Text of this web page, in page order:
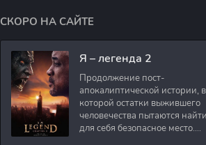
СКОРО НА САЙТЕ
Я – легенда 2
Продолжение пост-
апокалиптической истории, в
которой остатки выжившего
человечества пытаются найти
для себя безопасное место.